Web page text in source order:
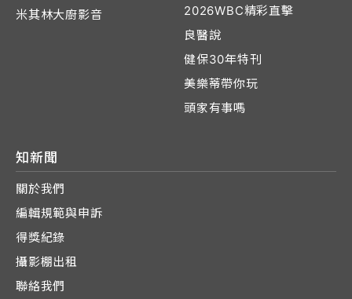
米其林大廚影音
2026WBC精彩直擊
良醫說
健保30年特刊
美樂蒂帶你玩
頭家有事嗎
知新聞
關於我們
編輯規範與申訴
得獎紀錄
攝影棚出租
聯絡我們